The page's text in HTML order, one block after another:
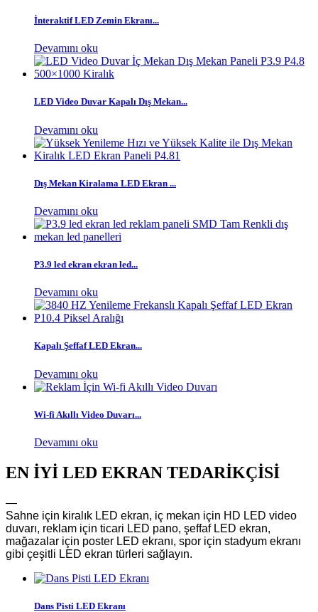
İnteraktif LED Zemin Ekranı...
Devamını oku
LED Video Duvar Kapalı Dış Mekan...
Devamını oku
Dış Mekan Kiralama LED Ekran ...
Devamını oku
P3.9 led ekran ekran led...
Devamını oku
Kapalı Şeffaf LED Ekran...
Devamını oku
Wi-fi Akıllı Video Duvarı...
Devamını oku
EN İYİ LED EKRAN TEDARİKÇİSİ
—
Sahne için kiralık LED ekran, iç mekan için HD LED video
duvarı, reklam için ticari LED pano, şeffaf LED ekran,
mağazalar için poster LED ekranı, spor için stadyum ekranı
gibi çeşitli LED ekran türleri sağlayın.
Dans Pisti LED Ekranı